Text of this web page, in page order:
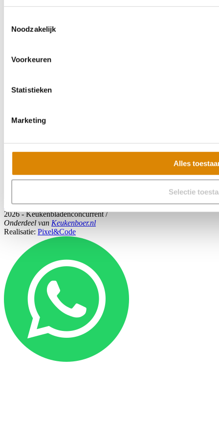
Noodzakelijk
Voorkeuren
Statistieken
Marketing
Alles
Selectie
Privacy voorwaarden
2026 - Keukenbladenconcurrent/
Onderdeel van Keukenboer.nl
Realisatie: Pixel&Code